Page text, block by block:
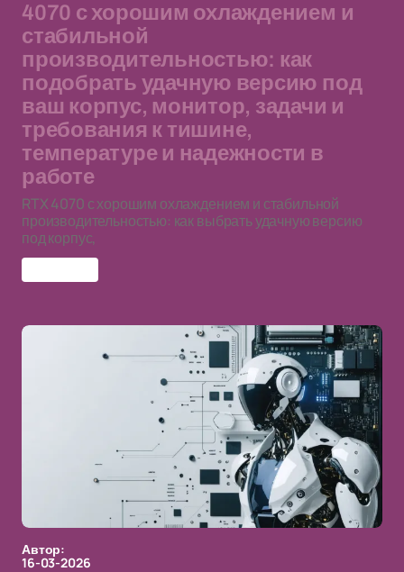
4070 с хорошим охлаждением и
стабильной
производительностью: как
подобрать удачную версию под
ваш корпус, монитор, задачи и
требования к тишине,
температуре и надежности в
работе
RTX 4070 с хорошим охлаждением и стабильной
производительностью: как выбрать удачную версию
под корпус,
Автор:
16-03-2026